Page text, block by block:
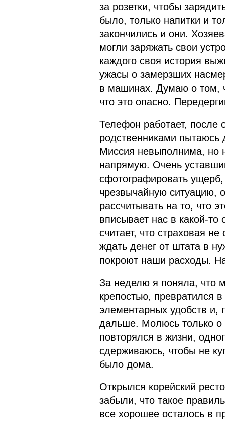
за розетки, чтобы
было, только напитки и
закончились и они.
могли заряжать свои
каждого своя история
ужасы о замерзших
в машинах. Думаю о том,
что это опасно.
Телефон работает,
родственниками пытаюсь
Миссия невыполнима, но
напрямую. Очень
сфотографировать ущерб,
чрезвычайную ситуацию,
рассчитывать на то, что
вписывает нас в какой-
считает, что страховая
ждать денег от штата в
покроют наши расходы.
За неделю я поняла, что
крепостью, превратился
элементарных удобств и,
дальше. Молюсь только о
повторялся в жизни,
сдерживаюсь, чтобы не
было дома.
Открылся корейский
забыли, что такое
все хорошее осталось в